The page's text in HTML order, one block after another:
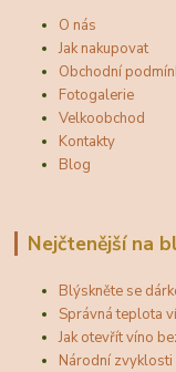
O nás
Jak nakupovat
Obchodní
Fotogalerie
Velkoobchod
Kontakty
Blog
Nejčtenější na
Blýskněte se
Správná teplota
Jak otevřít víno
Národní zvyklosti